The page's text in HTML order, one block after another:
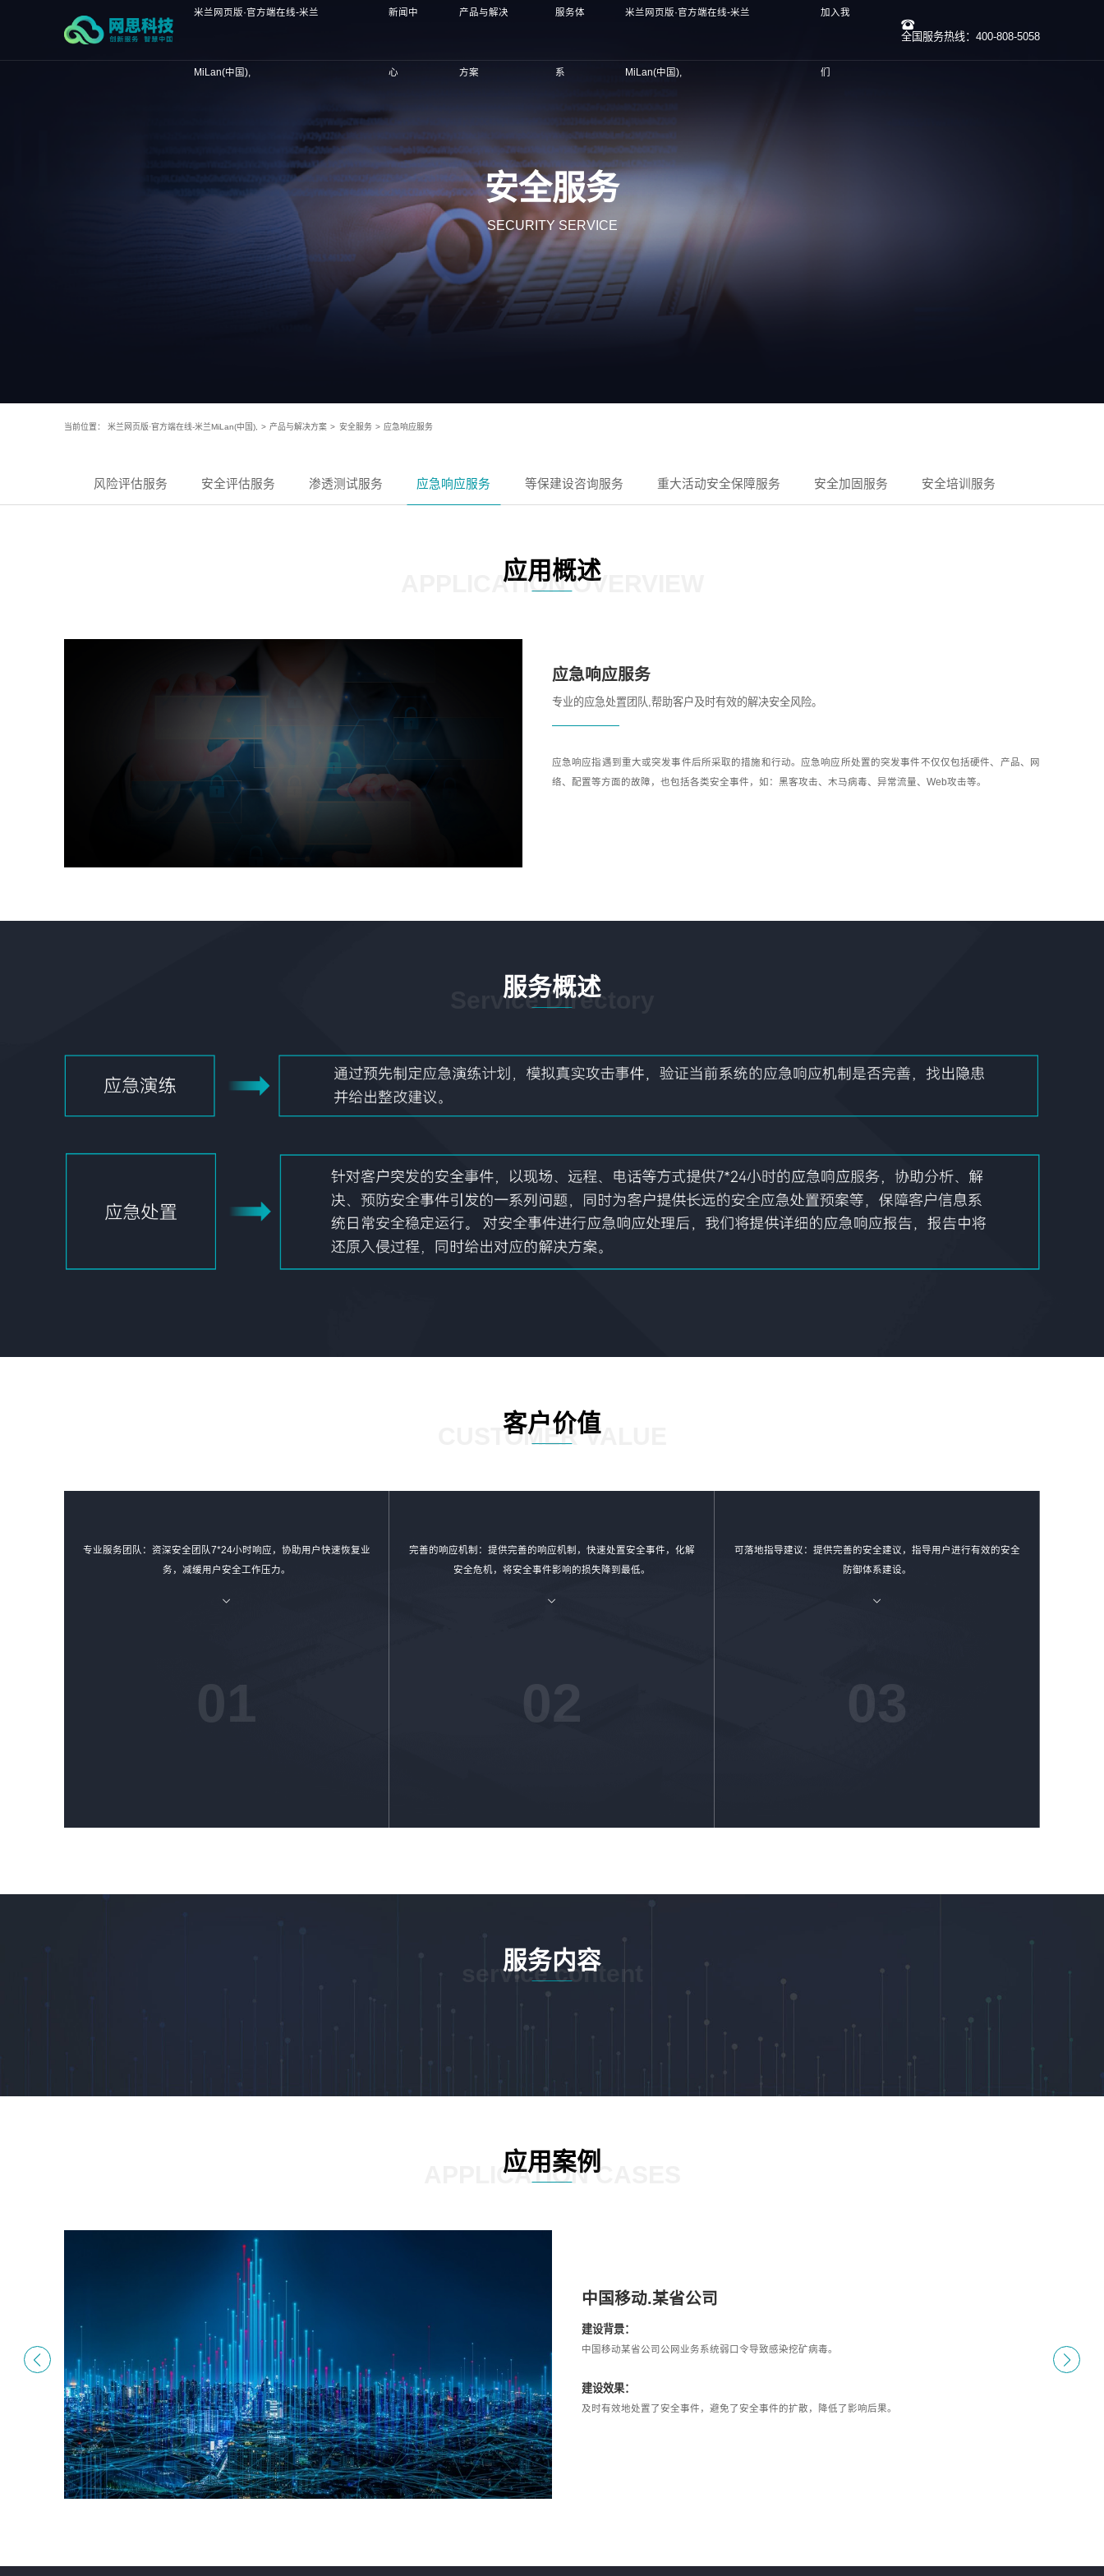
米兰网页版·官方端在线-米兰
MiLan(中国),
新闻中
心
产品与解决
方案
服务体
系
米兰网页版·官方端在线-米兰
MiLan(中国),
加入我
们
全国服务热线：400-808-5058
安全服务
SECURITY SERVICE
当前位置： 米兰网页版·官方端在线-米兰MiLan(中国), > 产品与解决方案 > 安全服务 > 应急响应服务
风险评估服务 安全评估服务 渗透测试服务 应急响应服务 等保建设咨询服务 重大活动安全保障服务 安全加固服务 安全培训服务
应用概述
APPLICATION OVERVIEW
应急响应服务
专业的应急处置团队,帮助客户及时有效的解决安全风险。
应急响应指遇到重大或突发事件后所采取的措施和行动。应急响应所处置的突发事件不仅仅包括硬件、产品、网
络、配置等方面的故障，也包括各类安全事件，如：黑客攻击、木马病毒、异常流量、Web攻击等。
服务概述
Service Directory
客户价值
CUSTOMER VALUE
专业服务团队：资深安全团队7*24小时响应，协助用户快速恢复业
务，减缓用户安全工作压力。
01
完善的响应机制：提供完善的响应机制，快速处置安全事件，化解
安全危机，将安全事件影响的损失降到最低。
02
可落地指导建议：提供完善的安全建议，指导用户进行有效的安全
防御体系建设。
03
服务内容
service content
应用案例
APPLICATION CASES
中国移动.某省公司
建设背景：
中国移动某省公司公网业务系统弱口令导致感染挖矿病毒。
建设效果：
及时有效地处置了安全事件，避免了安全事件的扩散，降低了影响后果。